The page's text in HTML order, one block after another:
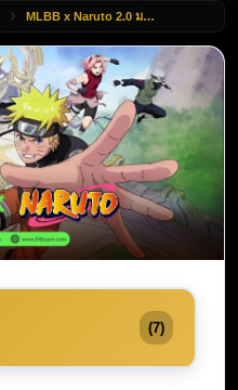
MLBB x Naruto 2.0 มาแล้ว! Skin ใหม่ Gusion Minato + Julian Itachi พร้อมวันเริ่ม Event 27 มี.ค. 2026
(7)